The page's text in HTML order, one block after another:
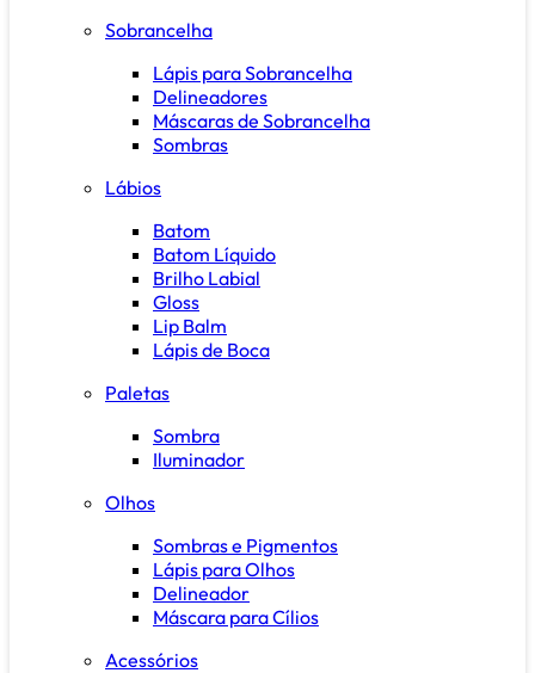
Sobrancelha
Lápis para Sobrancelha
Delineadores
Máscaras de Sobrancelha
Sombras
Lábios
Batom
Batom Líquido
Brilho Labial
Gloss
Lip Balm
Lápis de Boca
Paletas
Sombra
Iluminador
Olhos
Sombras e Pigmentos
Lápis para Olhos
Delineador
Máscara para Cílios
Acessórios